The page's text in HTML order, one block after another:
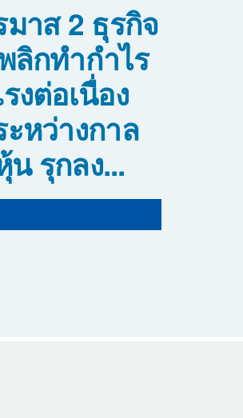
าส 2 ธุรกิจ
ลิกทำกำไร
งต่อเนื่อง
หว่างกาล
รุกลง...